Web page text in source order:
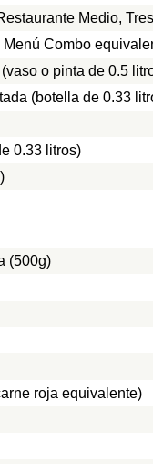
Medio,
Menú Combo
o pinta de 0.5
(botella de 0.33
0.33 litros)
(500g)
roja equivalente)